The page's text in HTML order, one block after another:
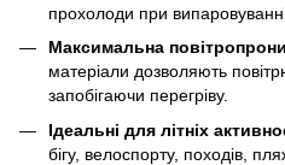
прохолоди при
Максимальна
матеріали дозволяють
запобігаючи перегріву.
Ідеальні для літніх
бігу, велоспорту, походів,